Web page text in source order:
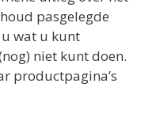
pasgelegde
wat u kunt
niet kunt doen.
productpagina’s